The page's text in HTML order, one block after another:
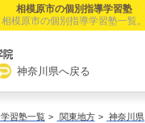
相模原市の個別指導学習塾
相模原市の個別指導学習塾一覧。
神奈川県へ戻る
学習塾一覧 関東地方 神奈川県